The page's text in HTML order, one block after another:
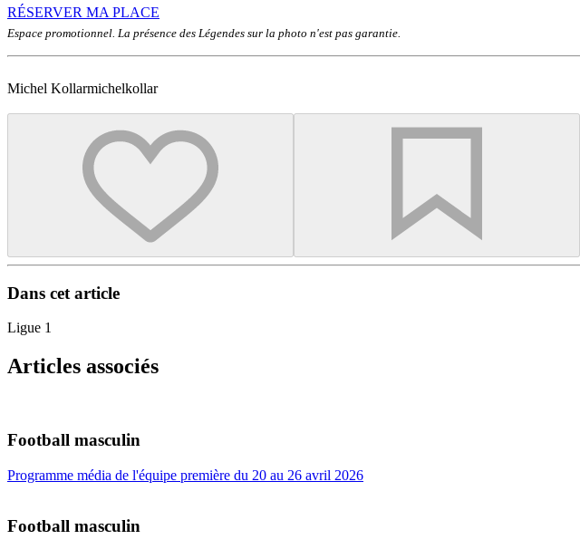
RÉSERVER MA PLACE
Espace promotionnel. La présence des Légendes sur la photo n'est pas garantie.
Michel Kollarmichelkollar
Dans cet article
Ligue 1
Articles associés
Football masculin
Programme média de l'équipe première du 20 au 26 avril 2026
Football masculin